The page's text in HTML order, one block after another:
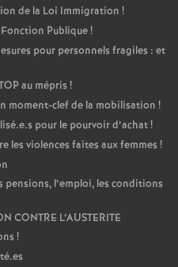
de la Loi Immigration !
Publique!
pour personnels fragiles : et
au mépris !
moment-clef de la mobilisation !
pour le pourvoir d’achat!
les violences faites aux femmes !
pensions, l’emploi, les conditions
CONTRE L’AUSTERITE
!